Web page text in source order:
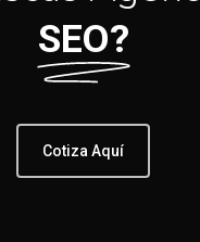
SEO?
Cotiza Aquí